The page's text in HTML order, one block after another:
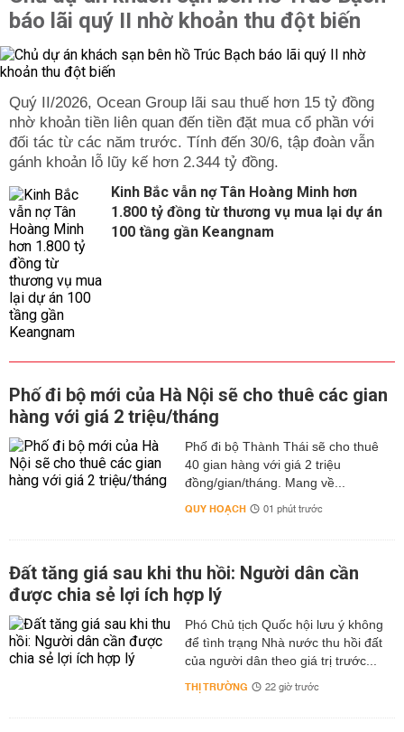
báo lãi quý II nhờ khoản thu đột biến
Quý II/2026, Ocean Group lãi sau thuế hơn 15 tỷ đồng
nhờ khoản tiền liên quan đến tiền đặt mua cổ phần với
đối tác từ các năm trước. Tính đến 30/6, tập đoàn vẫn
gánh khoản lỗ lũy kế hơn 2.344 tỷ đồng.
Kinh Bắc vẫn nợ Tân Hoàng Minh hơn
1.800 tỷ đồng từ thương vụ mua lại dự án
100 tầng gần Keangnam
Phố đi bộ mới của Hà Nội sẽ cho thuê các gian
hàng với giá 2 triệu/tháng
Phố đi bộ Thành Thái sẽ cho thuê
40 gian hàng với giá 2 triệu
đồng/gian/tháng. Mang về...
QUY HOẠCH 01 phút trước
Đất tăng giá sau khi thu hồi: Người dân cần
được chia sẻ lợi ích hợp lý
Phó Chủ tịch Quốc hội lưu ý không
để tình trạng Nhà nước thu hồi đất
của người dân theo giá trị trước...
THỊ TRƯỜNG 22 giờ trước